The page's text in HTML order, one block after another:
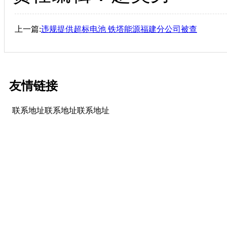
上一篇:违规提供超标电池 铁塔能源福建分公司被查
友情链接
联系地址联系地址联系地址